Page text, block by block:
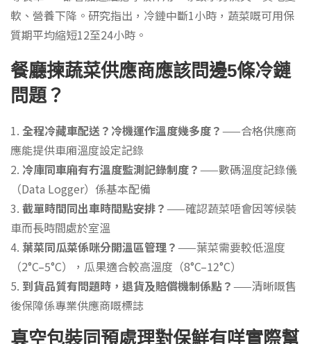
軟、營養下降。研究指出，冷鏈中斷1小時，蔬菜嘅可用保
質期平均縮短12至24小時。
餐廳揀蔬菜供應商應該問邊5條冷鏈
問題？
全程冷藏車配送？冷機運作溫度幾多度？——合格供應商
應能提供車廂溫度設定記錄
冷庫同車廂有冇溫度監測記錄制度？——數碼溫度記錄儀
（Data Logger）係基本配備
截單時間同出車時間點安排？——確認蔬菜唔會因等候裝
車而長時間處於室溫
葉菜同瓜菜係咪分開溫區管理？——葉菜需要較低溫度
（2°C–5°C），瓜果適合較高溫度（8°C–12°C）
到貨品質有問題時，退貨及賠償機制係點？——清晰嘅售
後保障係專業供應商嘅標誌
真空包裝同預處理對保鮮有咩實際幫